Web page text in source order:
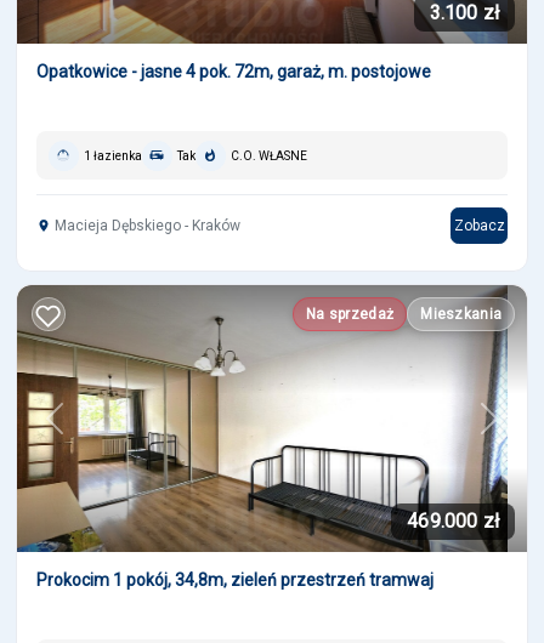
3.100 zł
Opatkowice - jasne 4 pok. 72m, garaż, m. postojowe
1 łazienka Tak C.O. WŁASNE
Macieja Dębskiego - Kraków Zobacz
Na sprzedaż Mieszkania
Previous Next
469.000 zł
Prokocim 1 pokój, 34,8m, zieleń przestrzeń tramwaj